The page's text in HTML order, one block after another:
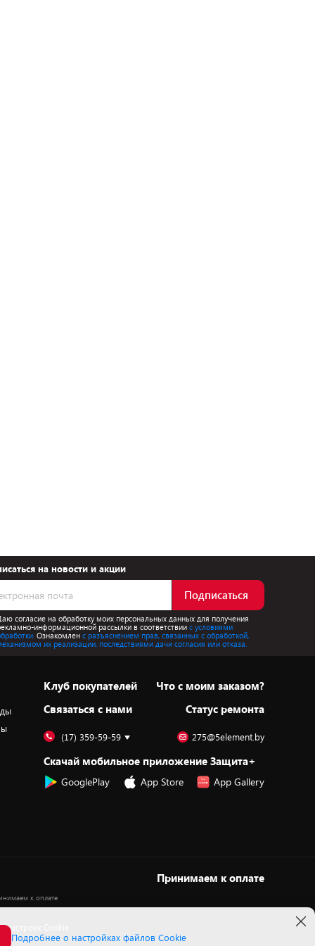
на новости и акции
Подписаться
согласие на обработку моих персональных данных для получения
информационной рассылки в соответствиис условиями
Ознакомлен с разъяснением прав, связанных с обработкой,
их реализации, последствиями дачи согласия или отказа.
Клуб покупателей
Cвязаться с нами
Что с моим заказом?
Статус ремонта
(17) 359-59-59 275@5element.by
Скачай мобильное приложение Защита+
GooglePlay App Store App Gallery
Принимаем к оплате
Cookie
Подробнее о настройках файлов Cookie